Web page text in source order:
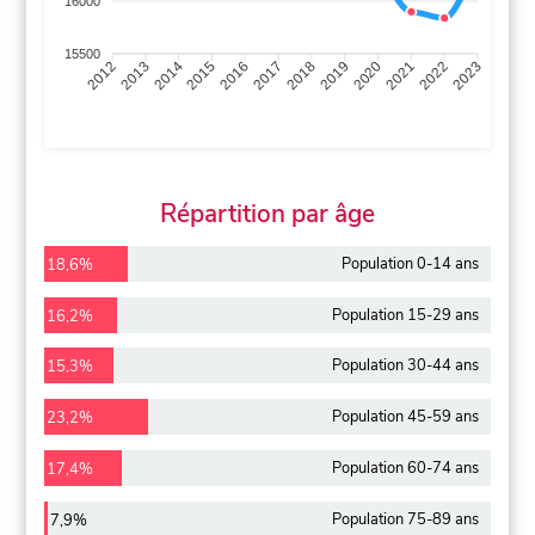
15500
201220132014201520162017 201820192020202120222023
Répartition par âge
18,6% Population 0-14 ans
16,2% Population 15-29 ans
15,3% Population 30-44 ans
23,2% Population 45-59 ans
17,4% Population 60-74 ans
7,9% Population 75-89 ans